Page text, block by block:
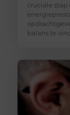
cruciale
balans te